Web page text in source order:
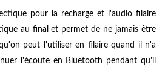
pour la recharge et l'audio filaire
au final et permet de ne jamais être
peut l'utiliser en filaire quand il n'a
l'écoute en Bluetooth pendant qu'il